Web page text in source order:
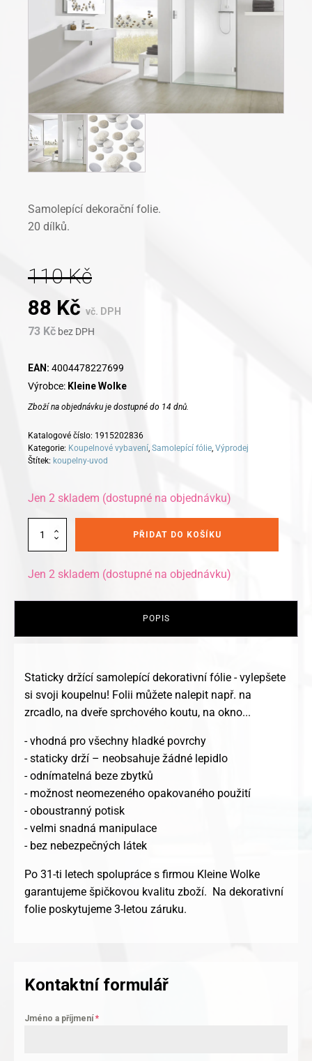
Samolepící dekorační folie.
20 dílků.
110Kč
Original
price
was:
110 Kč.
88 Kč Current
price
is:
88 Kč.
vč. DPH
73 Kč bez DPH
EAN: 4004478227699
Výrobce: Kleine Wolke
Zboží na objednávku je dostupné do 14 dnů.
Katalogové číslo: 1915202836
Kategorie: Koupelnové vybavení, Samolepící fólie, Výprodej
Štítek: koupelny-uvod
Jen 2 skladem (dostupné na objednávku)
Kleine
dekorativní
fólie
PŘIDAT DO KOŠÍKU
Jen 2 skladem (dostupné na objednávku)
POPIS
Staticky držící samolepící dekorativní fólie - vylepšete
si svoji koupelnu! Folii můžete nalepit např. na
zrcadlo, na dveře sprchového koutu, na okno...
- vhodná pro všechny hladké povrchy
- staticky drží – neobsahuje žádné lepidlo
- odnímatelná beze zbytků
- možnost neomezeného opakovaného použití
- oboustranný potisk
- velmi snadná manipulace
- bez nebezpečných látek
Po 31-ti letech spolupráce s firmou Kleine Wolke
garantujeme špičkovou kvalitu zboží. Na dekorativní
folie poskytujeme 3-letou záruku.
Kontaktní formulář
Jméno a příjmení *